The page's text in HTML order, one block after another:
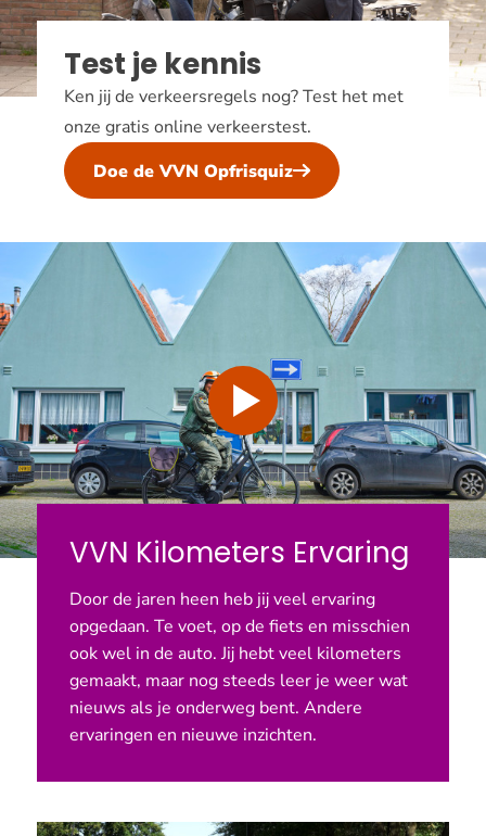
Test je kennis
Ken jij de verkeersregels nog? Test het met
onze gratis online verkeerstest.
Doe de VVN Opfrisquiz
VVN Kilometers Ervaring
Door de jaren heen heb jij veel ervaring
opgedaan. Te voet, op de fiets en misschien
ook wel in de auto. Jij hebt veel kilometers
gemaakt, maar nog steeds leer je weer wat
nieuws als je onderweg bent. Andere
ervaringen en nieuwe inzichten.
Video